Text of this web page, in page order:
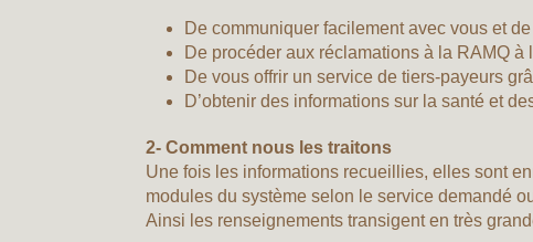
De communiquer facilement avec vous et
De procéder aux réclamations à la RAMQ
De vous offrir un service de tiers-payeurs
D’obtenir des informations sur la santé et
2- Comment nous les traitons
Une fois les informations recueillies, elles sont
modules du système selon le service demandé
Ainsi les renseignements transigent en très